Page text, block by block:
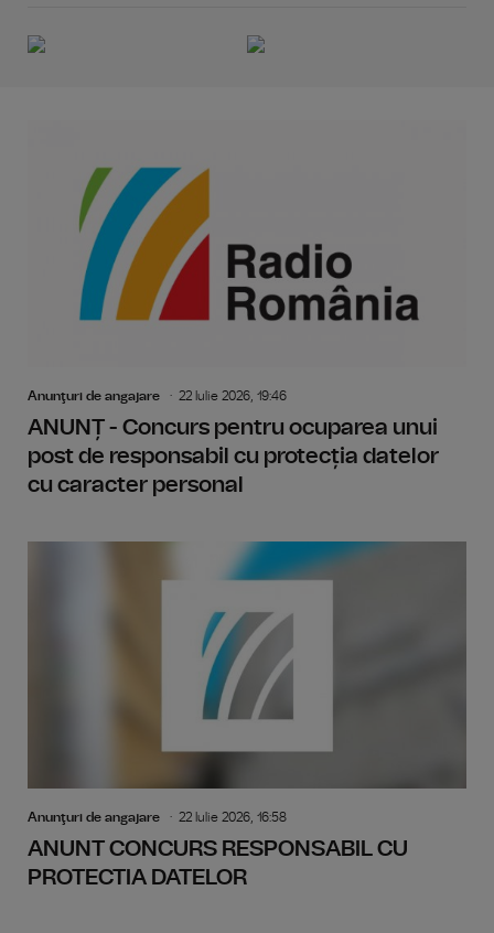
Anunţuri de angajare 22 Iulie 2026, 19:46
ANUNȚ - Concurs pentru ocuparea unui
post de responsabil cu protecția datelor
cu caracter personal
Anunţuri de angajare 22 Iulie 2026, 16:58
ANUNT CONCURS RESPONSABIL CU
PROTECTIA DATELOR